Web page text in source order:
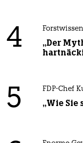
4
„Der
5 FDP-Chef
„Wie Sie